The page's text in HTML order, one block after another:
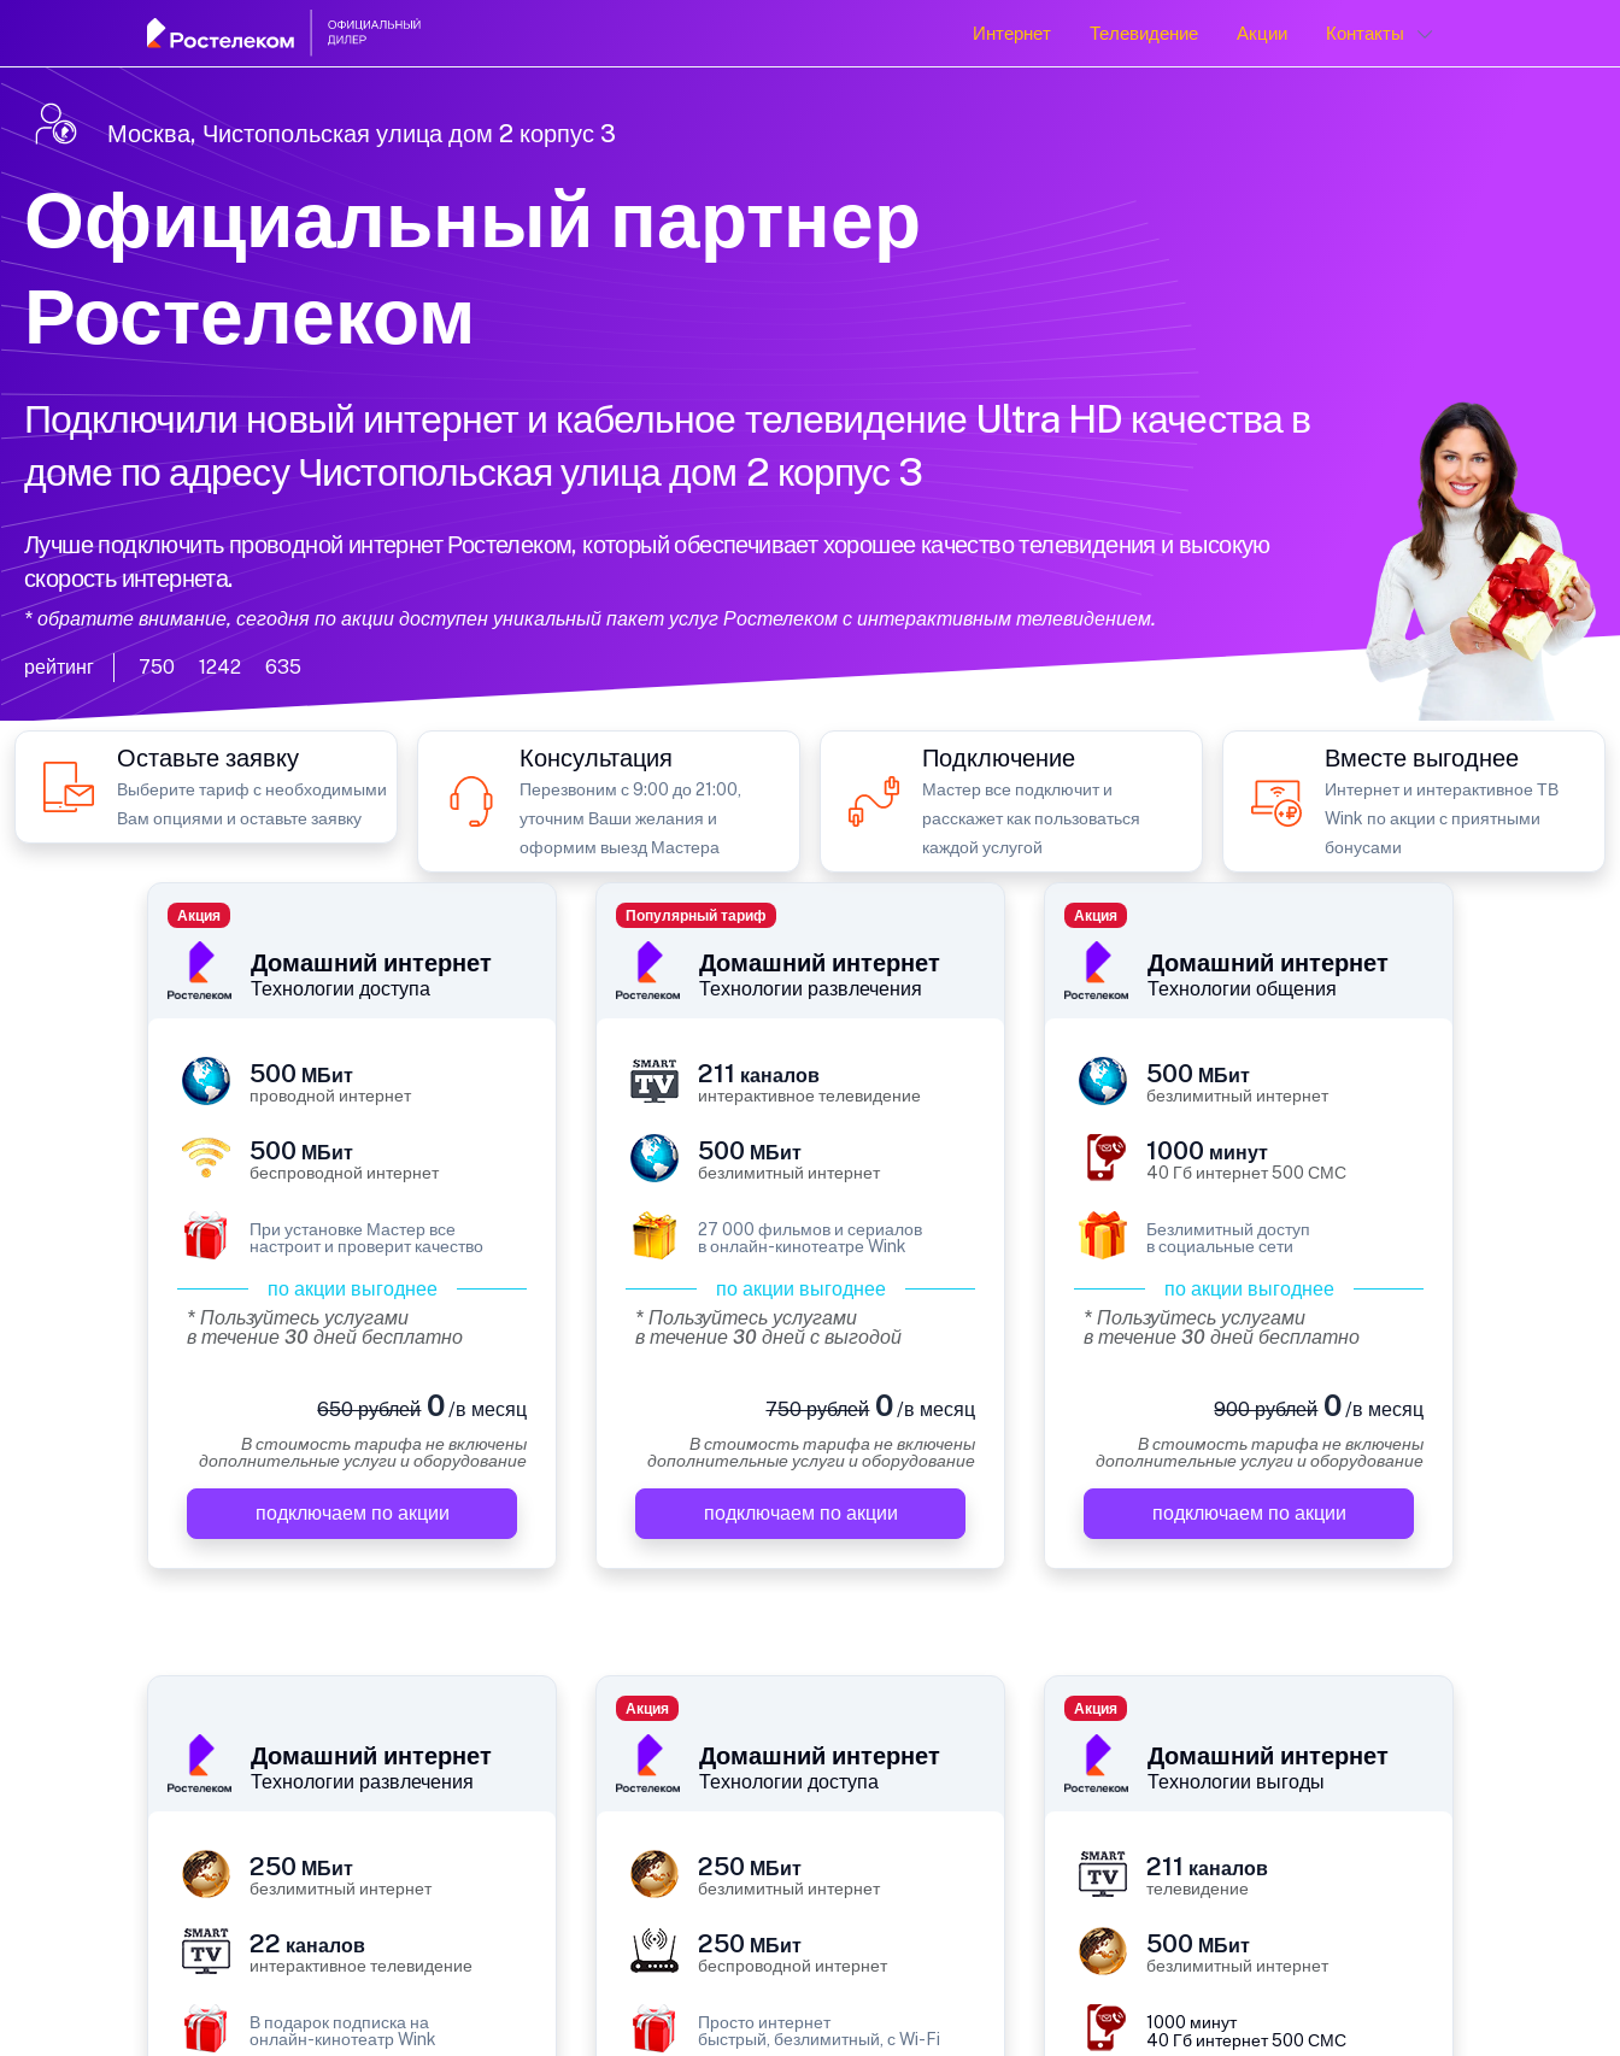
Интернет Телевидение Акции Контакты
Москва, Чистопольская улица дом 2 корпус 3
Официальный партнер
Ростелеком
Подключили новый интернет и кабельное телевидение Ultra HD качества в
доме по адресу Чистопольская улица дом 2 корпус 3
Лучше подключить проводной интернет Ростелеком, который обеспечивает хорошее качество телевидения и высокую
скорость интернета.
* обратите внимание, сегодня по акции доступен уникальный пакет услуг Ростелеком с интерактивным телевидением.
рейтинг 750 1242 635
Оставьте заявку
Выберите тариф с необходимыми
Вам опциями и оставьте заявку
Консультация
Перезвоним с 9:00 до 21:00,
уточним Ваши желания и
оформим выезд Мастера
Подключение
Мастер все подключит и
расскажет как пользоваться
каждой услугой
Вместе выгоднее
Интернет и интерактивное ТВ
Wink по акции с приятными
бонусами
Домашний интернет
Технологии доступа
Акция
500 МБит
проводной интернет
500 МБит
беспроводной интернет
При установке Мастер все
настроит и проверит качество
по акции выгоднее
* Пользуйтесь услугами
в течение 30 дней бесплатно
650 рублей0/в месяц
В стоимость тарифа не включены
дополнительные услуги и оборудование
подключаем по акции
Домашний интернет
Технологии развлечения
Популярный тариф
211 каналов
интерактивное телевидение
500 МБит
безлимитный интернет
27 000 фильмов и сериалов
в онлайн-кинотеатре Wink
по акции выгоднее
* Пользуйтесь услугами
в течение 30 дней с выгодой
750 рублей0/в месяц
В стоимость тарифа не включены
дополнительные услуги и оборудование
подключаем по акции
Домашний интернет
Технологии общения
Акция
500 МБит
безлимитный интернет
1000 минут
40 Гб интернет 500 СМС
Безлимитный доступ
в социальные сети
по акции выгоднее
* Пользуйтесь услугами
в течение 30 дней бесплатно
900 рублей0/в месяц
В стоимость тарифа не включены
дополнительные услуги и оборудование
подключаем по акции
Домашний интернет
Технологии развлечения
250 МБит
безлимитный интернет
22 каналов
интерактивное телевидение
В подарок подписка на
онлайн-кинотеатр Wink
Домашний интернет
Технологии доступа
Акция
250 МБит
безлимитный интернет
250 МБит
беспроводной интернет
Просто интернет
быстрый, безлимитный, с Wi-Fi
Домашний интернет
Технологии выгоды
Акция
211 каналов
телевидение
500 МБит
безлимитный интернет
1000 минут
40 Гб интернет 500 СМС